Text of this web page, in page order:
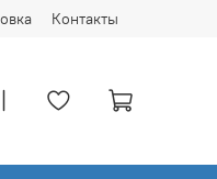
Контакты